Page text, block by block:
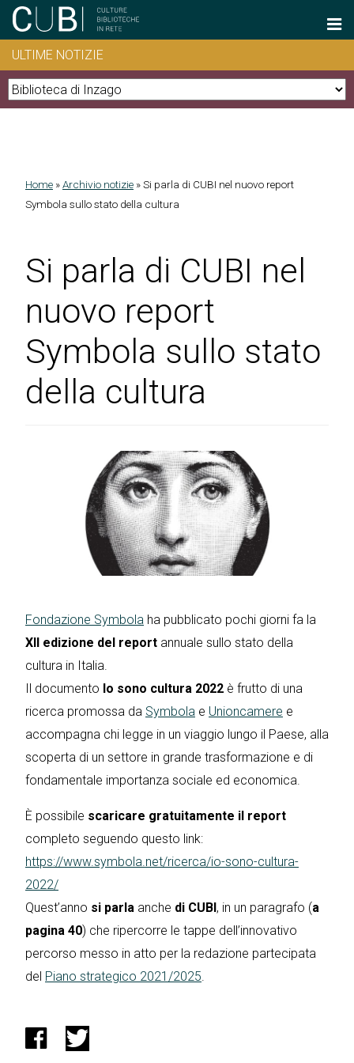
Salta al contenuto principale
ULTIME NOTIZIE
Tu sei qui
Home »Archivio notizie »Si parla di CUBI nel nuovo report
Symbola sullo stato della cultura
Si parla di CUBI nel
nuovo report
Symbola sullo stato
della cultura
Fondazione Symbola ha pubblicato pochi giorni fa la
XII edizione del report annuale sullo stato della
cultura in Italia.
Il documento Io sono cultura 2022 è frutto di una
ricerca promossa da Symbola e Unioncamere e
accompagna chi legge in un viaggio lungo il Paese, alla
scoperta di un settore in grande trasformazione e di
fondamentale importanza sociale ed economica.
È possibile scaricare gratuitamente il report
completo seguendo questo link:
https://www.symbola.net/ricerca/io-sono-cultura-
2022/
Quest’anno si parla anche di CUBI, in un paragrafo (a
pagina 40) che ripercorre le tappe dell’innovativo
percorso messo in atto per la redazione partecipata
del Piano strategico 2021/2025.